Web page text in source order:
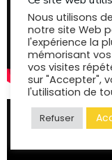
Nous utilisons
notre site Web
l'expérience la
mémorisant
vos visites
sur "Accepter",
l'utilisation de
Refuser